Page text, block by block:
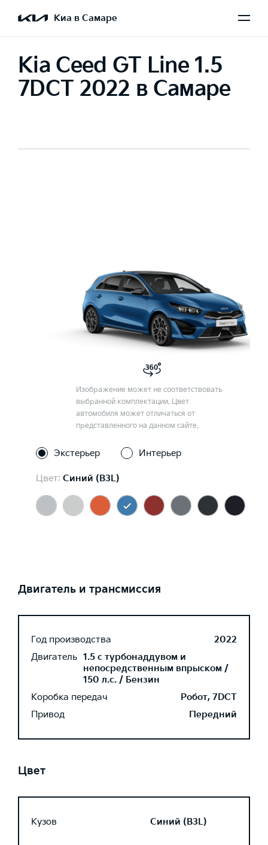
Киа в Самаре
Kia Ceed GT Line 1.5
7DCT 2022 в Самаре
Изображение может не соответствовать
выбранной комплектации. Цвет
автомобиля может отличаться от
представленного на данном сайте.
Экстерьер Интерьер
Цвет: Синий (B3L)
Двигатель и трансмиссия
Год производства
2022
Двигатель 1.5 с турбонаддувом и
непосредственным впрыском /
150 л.с. / Бензин
Коробка передач
Робот, 7DCT
Привод
Передний
Цвет
Кузов Синий (B3L)